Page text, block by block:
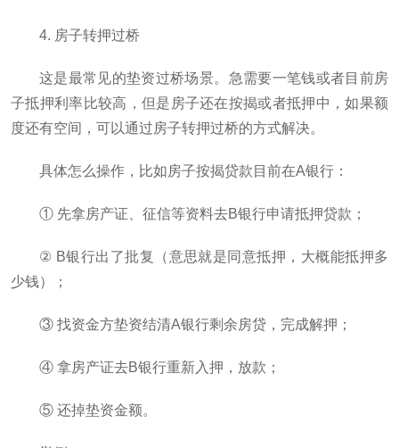
4. 房子转押过桥
这是最常见的垫资过桥场景。急需要一笔钱或者目前房
子抵押利率比较高，但是房子还在按揭或者抵押中，如果额
度还有空间，可以通过房子转押过桥的方式解决。
具体怎么操作，比如房子按揭贷款目前在A银行：
① 先拿房产证、征信等资料去B银行申请抵押贷款；
② B银行出了批复（意思就是同意抵押，大概能抵押多
少钱）；
③ 找资金方垫资结清A银行剩余房贷，完成解押；
④ 拿房产证去B银行重新入押，放款；
⑤ 还掉垫资金额。